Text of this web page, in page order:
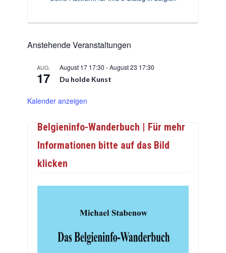
Anstehende Veranstaltungen
AUG.
17
August 17 17:30 -August 23 17:30
Du holde Kunst
Kalender anzeigen
Belgieninfo-Wanderbuch | Für mehr
Informationen bitte auf das Bild
klicken